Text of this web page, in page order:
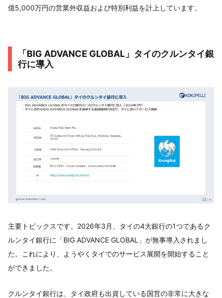
億5,000万円の営業外収益および特別利益を計上しています。
「BIG ADVANCE GLOBAL」タイのクルンタイ銀
行に導入
主要トピックスです。2026年3月、タイの4大銀行の1つであるク
ルンタイ銀行に「BIG ADVANCE GLOBAL」が無事導入されまし
た。これにより、ようやくタイでのサービス展開を開始すること
ができました。
クルンタイ銀行は、タイ政府も出資している国営の非常に大きな